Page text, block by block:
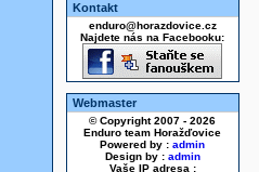
Kontakt
enduro@horazdovice.cz
Najdete nás na Facebooku:
Webmaster
© Copyright 2007 - 2026
Enduro team Horažďovice
Powered by : admin
Design by : admin
Vaše IP adresa :